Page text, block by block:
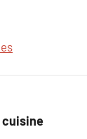
cuisine